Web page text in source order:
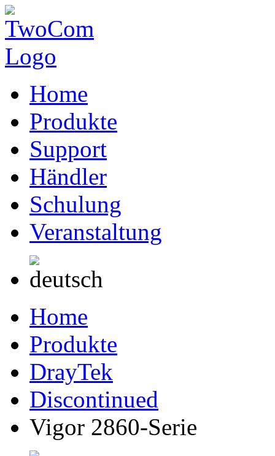
Home
Produkte
Support
Händler
Schulung
Veranstaltung
Home
Produkte
DrayTek
Discontinued
Vigor 2860-Serie